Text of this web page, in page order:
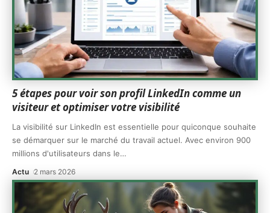
5 étapes pour voir son profil LinkedIn comme un
visiteur et optimiser votre visibilité
La visibilité sur LinkedIn est essentielle pour quiconque souhaite
se démarquer sur le marché du travail actuel. Avec environ 900
millions d'utilisateurs dans le…
Actu 2 mars 2026